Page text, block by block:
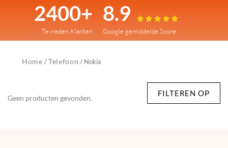
2400+
Tevreden Klanten
8.9     
Google gemiddelde Score
Home / Telefoon / Nokia
FILTEREN OP
Geen producten gevonden.